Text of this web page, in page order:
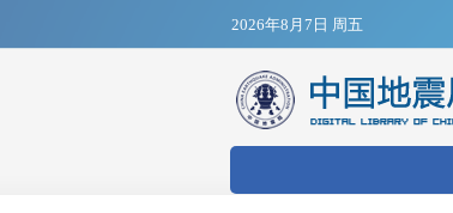
2026年8月7日 周五